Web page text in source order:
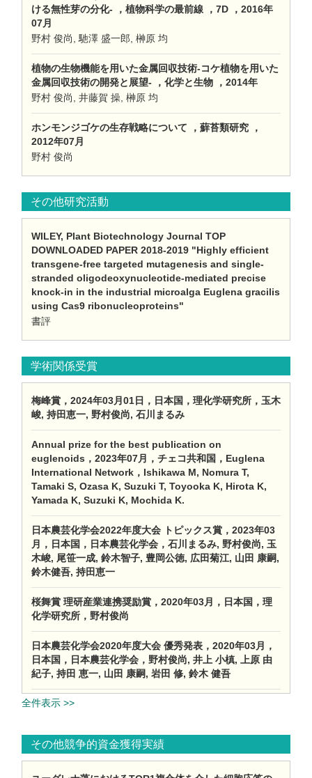
ける無性芽の分化- ，植物科学の最前線 ，7D ，2016年
07月
野村 俊尚, 馳澤 盛一郎, 榊原 均
植物の生物機能を用いた金属回収技術-コケ植物を用いた
金属回収技術の開発と展望- ，化学と生物 ，2014年
野村 俊尚, 井藤賀 操, 榊原 均
ホンモンジゴケの生存戦略について ，蘚苔類研究 ，
2012年07月
野村 俊尚
その他研究活動
WILEY, Plant Biotechnology Journal TOP
DOWNLOADED PAPER 2018-2019 "Highly efficient
transgene-free targeted mutagenesis and single-
stranded oligodeoxynucleotide-mediated precise
knock-in in the industrial microalga Euglena gracilis
using Cas9 ribonucleoproteins"
書評
学術関係受賞
梅峰賞，2024年03月01日，日本国，理化学研究所，玉木
峻, 持田恵一, 野村俊尚, 石川まるみ
Annual prize for the best publication on
euglenoids，2023年07月，チェコ共和国，Euglena
International Network，Ishikawa M, Nomura T,
Tamaki S, Ozasa K, Suzuki T, Toyooka K, Hirota K,
Yamada K, Suzuki K, Mochida K.
日本農芸化学会2022年度大会 トピックス賞，2023年03
月，日本国，日本農芸化学会，石川まるみ, 野村俊尚, 玉
木峻, 尾笹一成, 鈴木智子, 豊岡公徳, 広田菊江, 山田 康嗣,
鈴木健吾, 持田恵一
桜舞賞 理研産業連携奨励賞，2020年03月，日本国，理
化学研究所，野村俊尚
日本農芸化学会2020年度大会 優秀発表，2020年03月，
日本国，日本農芸化学会，野村俊尚, 井上 小槙, 上原 由
紀子, 持田 恵一, 山田 康嗣, 岩田 修, 鈴木 健吾
全件表示 >>
その他競争的資金獲得実績